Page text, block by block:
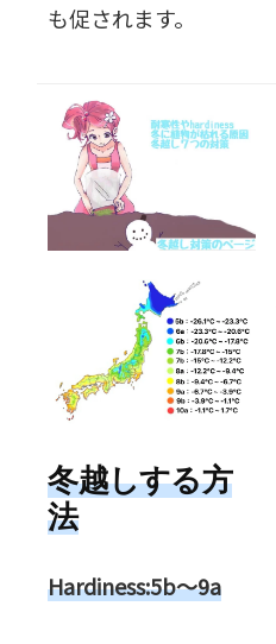
も促されます。
冬越しする方
法
Hardiness:5b～9a